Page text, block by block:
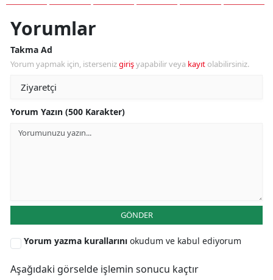
Yorumlar
Takma Ad
Yorum yapmak için, istersenizgirişyapabilir veya kayıt olabilirsiniz.
Yorum Yazın (500 Karakter)
GÖNDER
Yorum yazma kurallarını okudum ve kabul ediyorum
Aşağıdaki görselde işlemin sonucu kaçtır